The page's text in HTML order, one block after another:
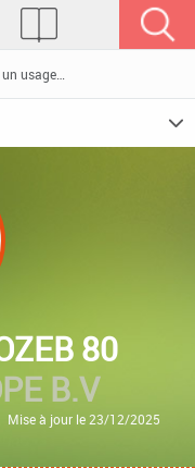
80
B.V
Mise à jour le 23/12/2025